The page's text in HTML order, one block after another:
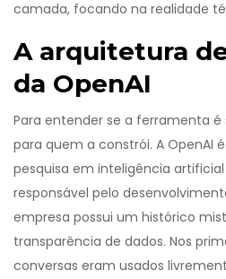
camada, focando na realidade
A arquitetura
da OpenAI
Para entender se a ferramenta é
para quem a constrói. A OpenAI é
pesquisa em inteligência
responsável pelo
empresa possui um histórico
transparência de dados. Nos
conversas eram usados